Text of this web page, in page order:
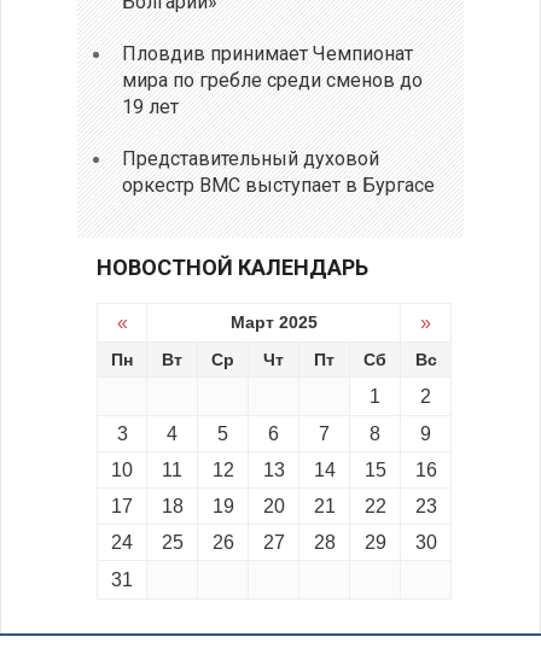
Пловдив принимает Чемпионат
мира по гребле среди сменов до
19 лет
Представительный духовой
оркестр ВМС выступает в Бургасе
НОВОСТНОЙ КАЛЕНДАРЬ
« Март 2025 »
Пн Вт Ср Чт Пт Сб Вс
1
2
3
4 5 6 7 8
9
10
11 12 13 14 15
16
17
18 19 20 21 22
23
24
25 26 27 28 29
30
31